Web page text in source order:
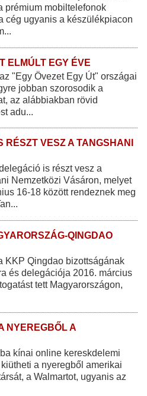
prémium mobiltelefonok
cég ugyanis a készülékpiacon
ELMÚLT EGY ÉVE
"Egy Övezet Egy Út" országai
jobban szorosodik a
az alábbiakban rövid
adu...
RÉSZT VESZ A TANGSHANI
is részt vesz a
Nemzetközi Vásáron, melyet
16-18 között rendeznek meg
QINGDAO
KKP Qingdao bizottságának
és delegációja 2016. március
tett Magyarországon,
NYEREGBŐL A
kínai online kereskdelemi
a nyeregből amerikai
a Walmartot, ugyanis az